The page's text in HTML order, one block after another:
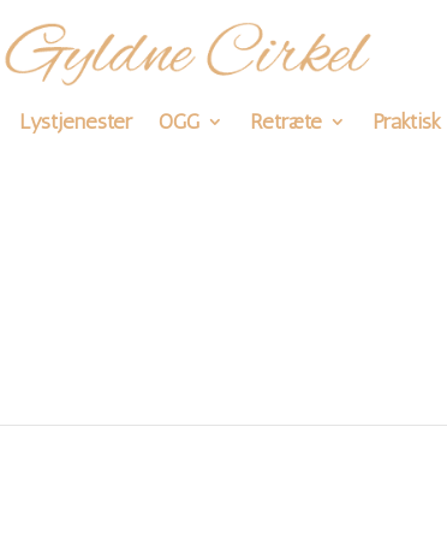
Lystjenester OGG Retræte Praktisk